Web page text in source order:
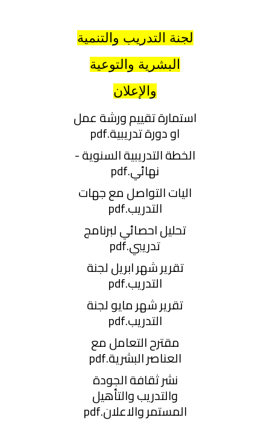
لجنة التدريب والتنمية
البشرية والتوعية
والإعلان
استمارة تقييم ورشة عمل
او دورة تدريبية.pdf
الخطة التدريبية السنوية -
نهائي.pdf
اليات التواصل مع جهات
التدريب.pdf
تحليل احصائي لبرنامج
تدريبي.pdf
تقرير شهر ابريل لجنة
التدريب.pdf
تقرير شهر مايو لجنة
التدريب.pdf
مقترح التعامل مع
العناصر البشرية.pdf
نشر ثقافة الجودة
والتدريب والتأهيل
المستمر والاعلان.pdf